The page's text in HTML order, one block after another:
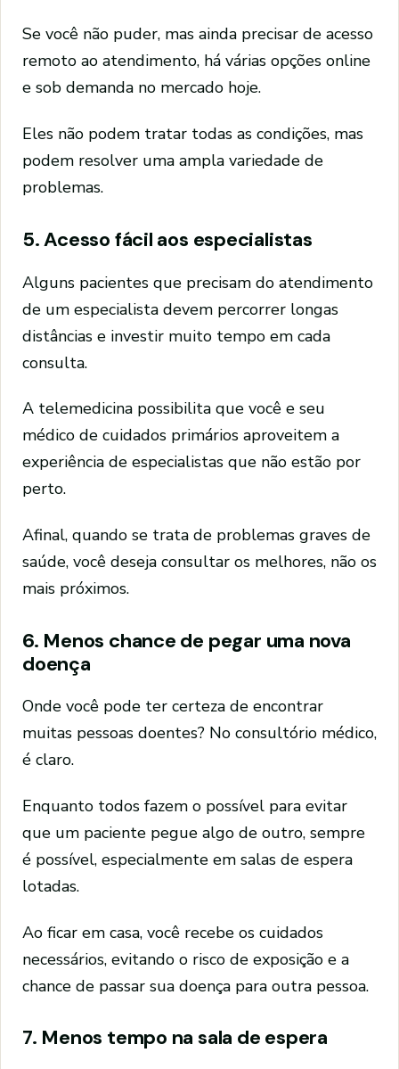
Se você não puder, mas ainda precisar de acesso
remoto ao atendimento, há várias opções online
e sob demanda no mercado hoje.
Eles não podem tratar todas as condições, mas
podem resolver uma ampla variedade de
problemas.
5. Acesso fácil aos especialistas
Alguns pacientes que precisam do atendimento
de um especialista devem percorrer longas
distâncias e investir muito tempo em cada
consulta.
A telemedicina possibilita que você e seu
médico de cuidados primários aproveitem a
experiência de especialistas que não estão por
perto.
Afinal, quando se trata de problemas graves de
saúde, você deseja consultar os melhores, não os
mais próximos.
6. Menos chance de pegar uma nova
doença
Onde você pode ter certeza de encontrar
muitas pessoas doentes? No consultório médico,
é claro.
Enquanto todos fazem o possível para evitar
que um paciente pegue algo de outro, sempre
é possível, especialmente em salas de espera
lotadas.
Ao ficar em casa, você recebe os cuidados
necessários, evitando o risco de exposição e a
chance de passar sua doença para outra pessoa.
7. Menos tempo na sala de espera